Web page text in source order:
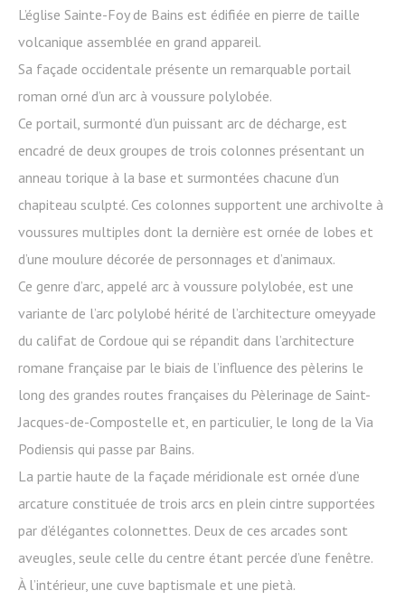
L’église Sainte-Foy de Bains est édifiée en pierre de taille
volcanique assemblée en grand appareil.
Sa façade occidentale présente un remarquable portail
roman orné d’un arc à voussure polylobée.
Ce portail, surmonté d’un puissant arc de décharge, est
encadré de deux groupes de trois colonnes présentant un
anneau torique à la base et surmontées chacune d’un
chapiteau sculpté. Ces colonnes supportent une archivolte à
voussures multiples dont la dernière est ornée de lobes et
d’une moulure décorée de personnages et d’animaux.
Ce genre d’arc, appelé arc à voussure polylobée, est une
variante de l’arc polylobé hérité de l’architecture omeyyade
du califat de Cordoue qui se répandit dans l’architecture
romane française par le biais de l’influence des pèlerins le
long des grandes routes françaises du Pèlerinage de Saint-
Jacques-de-Compostelle et, en particulier, le long de la Via
Podiensis qui passe par Bains.
La partie haute de la façade méridionale est ornée d’une
arcature constituée de trois arcs en plein cintre supportées
par d’élégantes colonnettes. Deux de ces arcades sont
aveugles, seule celle du centre étant percée d’une fenêtre.
À l’intérieur, une cuve baptismale et une pietà.